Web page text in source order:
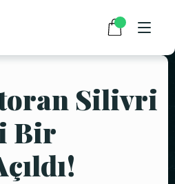
Silivri
Bir